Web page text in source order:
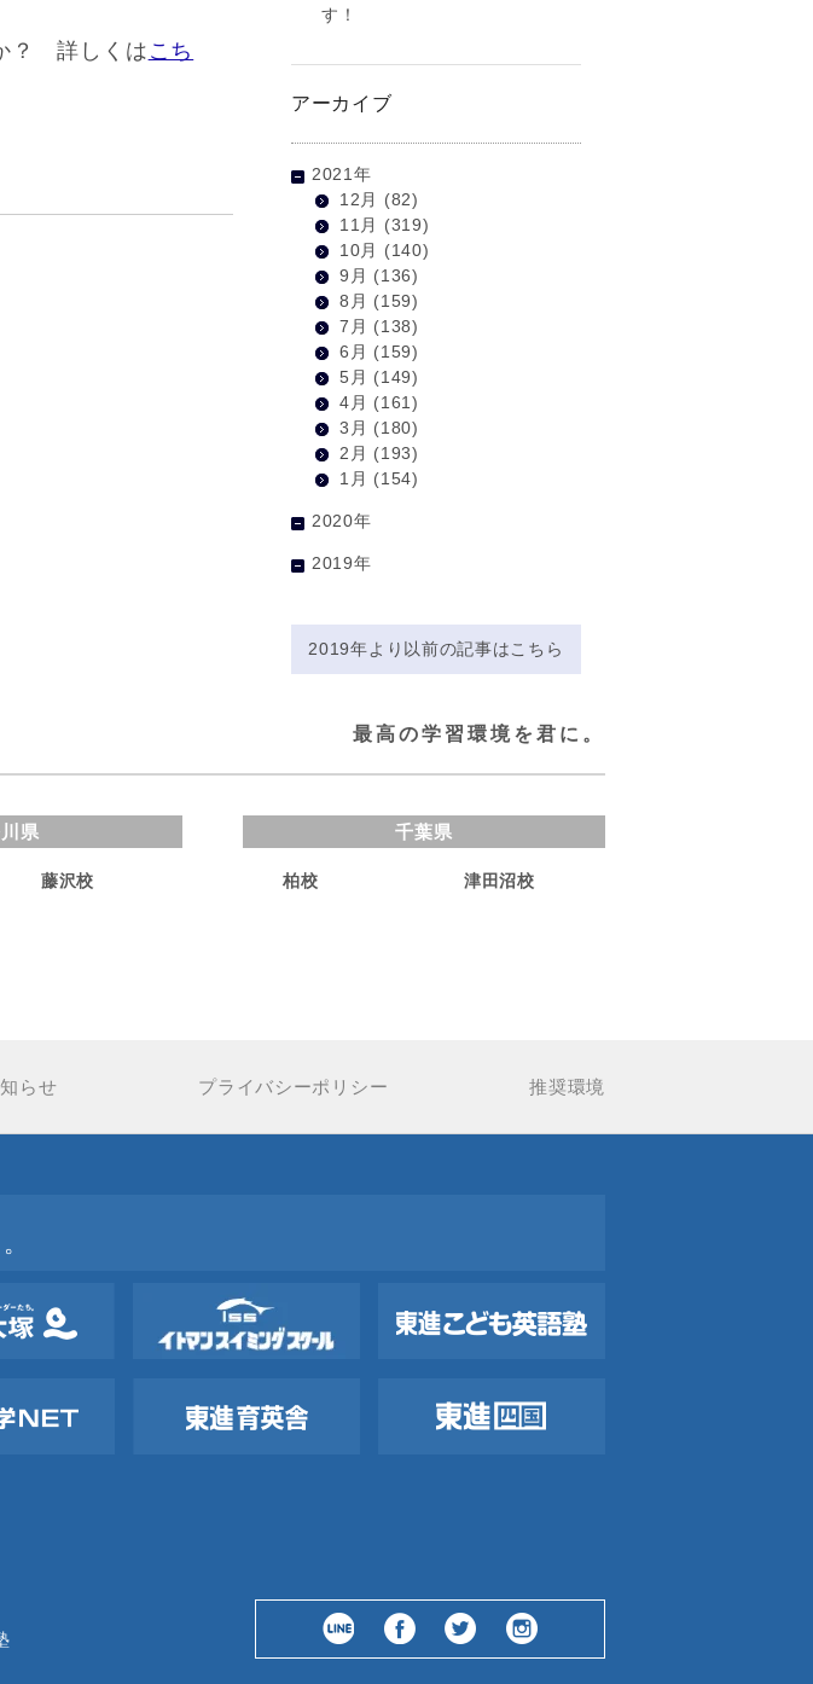
？ 詳しくは こち
す！
アーカイブ
2021年
12月
(82)
11月
(319)
10月
(140)
9月 (136)
8月 (159)
7月 (138)
6月 (159)
5月 (149)
4月 (161)
3月 (180)
2月 (193)
1月 (154)
2020年
2019年
2019年より以前の記事はこちら
最高の学習環境を君に。
県
藤沢校
千葉県
柏校 津田沼校
らせ プライバシーポリシー 推奨環境